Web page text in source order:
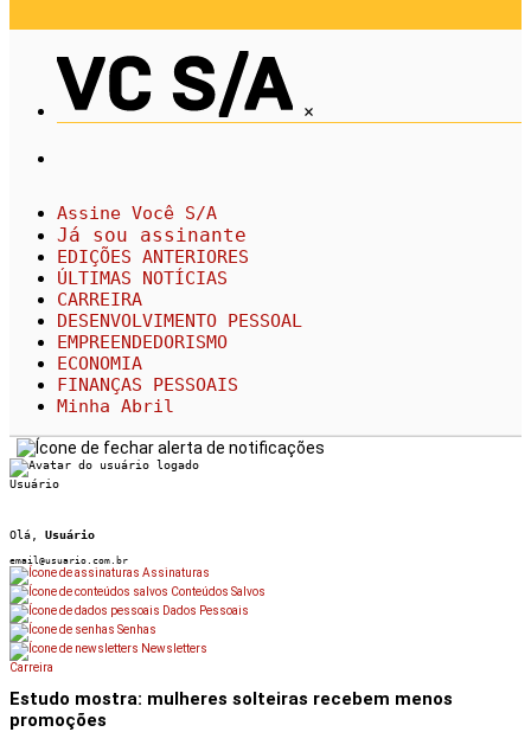
×
Assine Você S/A
Já sou assinante
EDIÇÕES ANTERIORES
ÚLTIMAS NOTÍCIAS
CARREIRA
DESENVOLVIMENTO PESSOAL
EMPREENDEDORISMO
ECONOMIA
FINANÇAS PESSOAIS
Minha Abril
Usuário
Olá, Usuário
email@usuario.com.br
Assinaturas
Conteúdos Salvos
Dados Pessoais
Senhas
Newsletters
Carreira
Estudo mostra: mulheres solteiras recebem menos
promoções